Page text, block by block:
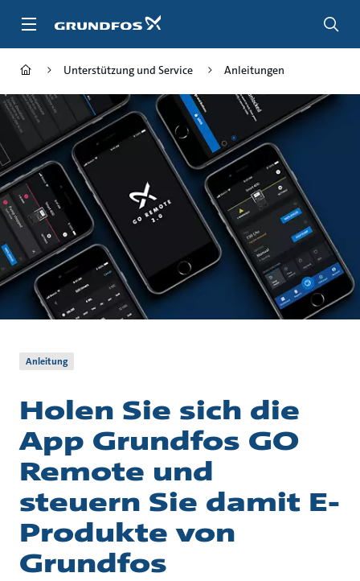
Inhalt
Unterstützung und Service Anleitungen
Anleitung
Holen Sie sich die
App Grundfos GO
Remote und
steuern Sie damit E-
Produkte von
Grundfos